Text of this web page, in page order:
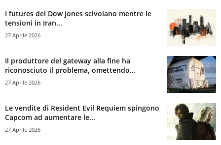
I futures del Dow Jones scivolano mentre le
tensioni in Iran...
27 Aprile 2026
Il produttore del gateway alla fine ha
riconosciuto il problema, omettendo...
27 Aprile 2026
Le vendite di Resident Evil Requiem spingono
Capcom ad aumentare le...
27 Aprile 2026